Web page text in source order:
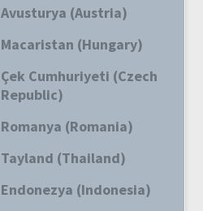
Avusturya (Austria)
Macaristan (Hungary)
Çek Cumhuriyeti (Czech
Republic)
Romanya (Romania)
Tayland (Thailand)
Endonezya (Indonesia)